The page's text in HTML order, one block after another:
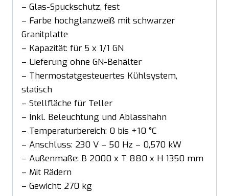
– Glas-Spuckschutz, fest
– Farbe hochglanzweiß mit schwarzer
Granitplatte
– Kapazität: für 5 x 1/1 GN
– Lieferung ohne GN-Behälter
– Thermostatgesteuertes Kühlsystem,
statisch
– Stellfläche für Teller
– Inkl. Beleuchtung und Ablasshahn
– Temperaturbereich: 0 bis +10 °C
– Anschluss: 230 V – 50 Hz – 0,570 kW
– Außenmaße: B 2000 x T 880 x H 1350 mm
– Mit Rädern
– Gewicht: 270 kg